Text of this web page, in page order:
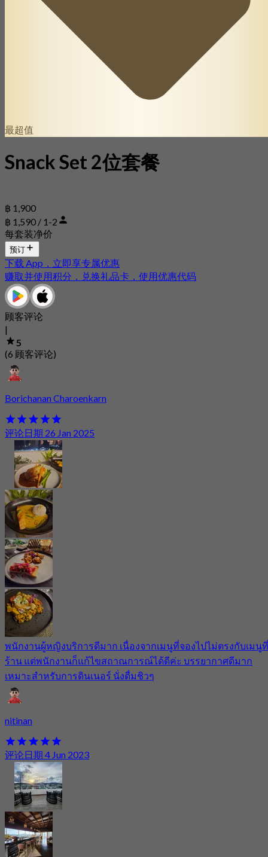
最超值
Snack Set 2位套餐
฿ 1,900
฿ 1,590 / 1-2
每套装净价
预订
下载 App，立即享专属优惠
赚取并使用积分，兑换礼品卡，使用优惠代码
顾客评论
|
5
(6 顾客评论)
Borichanan Charoenkarn
评论日期 26 Jan 2025
พนักงานผู้หญิงบริการดีมาก เนื่องจากเมนูที่จองไปไม่ตรงกับเมนูที่
ร้าน แต่พนักงานก็แก้ไขสถาณการณ์ได้ดีค่ะ บรรยากาศดีมาก
เหมาะสำหรับการดินเนอร์ นั่งดื่มชิวๆ
nitinan
评论日期 4 Jun 2023